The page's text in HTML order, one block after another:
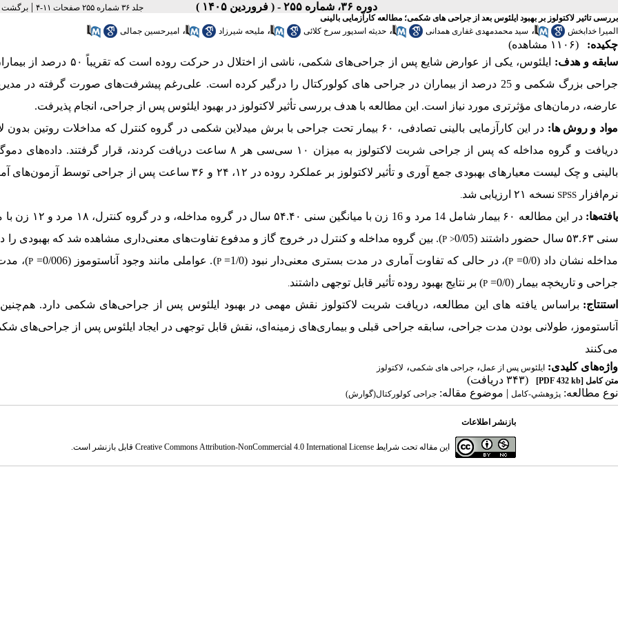
دوره ۳۶، شماره ۲۵۵ - ( فروردین ۱۴۰۵ ) جلد ۳۶ شماره ۲۵۵ صفحات ۱۱-۴ |برگشت
بررسی تاثیر لاکتولوز بر بهبود ایلئوس بعد از جراحی های شکمی؛ مطالعه کارآزمایی بالینی
المیرا خدابخش
، سید محمدمهدی غفاری همدانی ، حدیثه اسدپور سرخ کلائی ، ملیحه شیرزاد ، امیرحسین جمالی
چکیده:
(۱۱۰۶ مشاهده)
سابقه و هدف:
ایلئوس، یکی از عوارض شایع پس از جراحیهای شکمی، ناشی از اختلال در حرکت روده است که تقریباً ۵۰ درصد
از
جراحی بزرگ شکمی و 25 درصد از بیماران در جراحی های کولورکتال را درگیر کرده است. علی
رغم پیشرفتهای صورت گرفته در
عارضه، درمانهای مؤثرتری مورد نیاز است. این مطالعه با هدف بررسی تأثیر لاکتولوز در بهبود ایلئوس پس از جراحی، انجام پذیرفت.
مواد و روشها: در این کارآزمایی بالینی تصادفی، ۶۰ بیمار تحت جراحی با برش میدلاین شکمی در گروه کنترل که مداخلات روتین بدون
دریافت و گروه مداخله که پس از جراحی شربت لاکتولوز به میزان ۱۰ سی‌سی هر ۸ ساعت دریافت کردند، قرار گرفتند. داده‌های
بالینی و چک لیست معیارهای بهبودی جمع آوری و تأثیر لاکتولوز بر عملکرد روده در ۱۲، ۲۴ و ۳۶ساعت پس از جراحی توسط آزمون‌های
نرم‌افزار SPSS نسخه ۲۱ ارزیابی شد.
یافتهها: در این مطالعه ۶۰ بیمار شامل 14 مرد و 16 زن با میانگین سنی ۵۴.۴۰ سال در گروه مداخله، و در
گروه کنترل، ۱۸
سنی ۵۳.۶۳ سال حضور داشتند (0/05
>
P
). بین گروه مداخله و کنترل در خروج گاز و مدفوع تفاوت‌های معنی‌داری مشاهده شد که بهبودی را
مداخله نشان داد (0/0=
P
)، در حالی که تفاوت آماری در مدت بستری معنی‌دار نبود (1/0= P
). عواملی مانند وجود آناستوموز (0/006= P
)،
جراحی و تاریخچه بیمار (0/0=
P
) بر نتایج بهبود روده تأثیر قابل توجهی داشتند.
استنتاج: براساس یافته های این مطالعه، دریافت شربت لاکتولوز نقش مهمی در بهبود ایلئوس پس از جراحی‌های شکمی دارد.
آناستوموز، طولانی بودن مدت جراحی، سابقه جراحی قبلی و بیماری‌های زمینه‌ای، نقش قابل توجهی در ایجاد ایلئوس پس از جراحی‌های
می‌کنند
واژه‌های کلیدی: ایلئوس پس از عمل، جراحی های شکمی، لاکتولوز
متن کامل [PDF 432 kb]
(۳۴۳ دریافت)
نوع مطالعه: پژوهشي-کامل | موضوع مقاله: جراحی کولورکتال(گوارش)
بازنشر اطلاعات
این مقاله تحت شرایط Creative Commons Attribution-NonCommercial 4.0 International Licenseقابل بازنشر است.